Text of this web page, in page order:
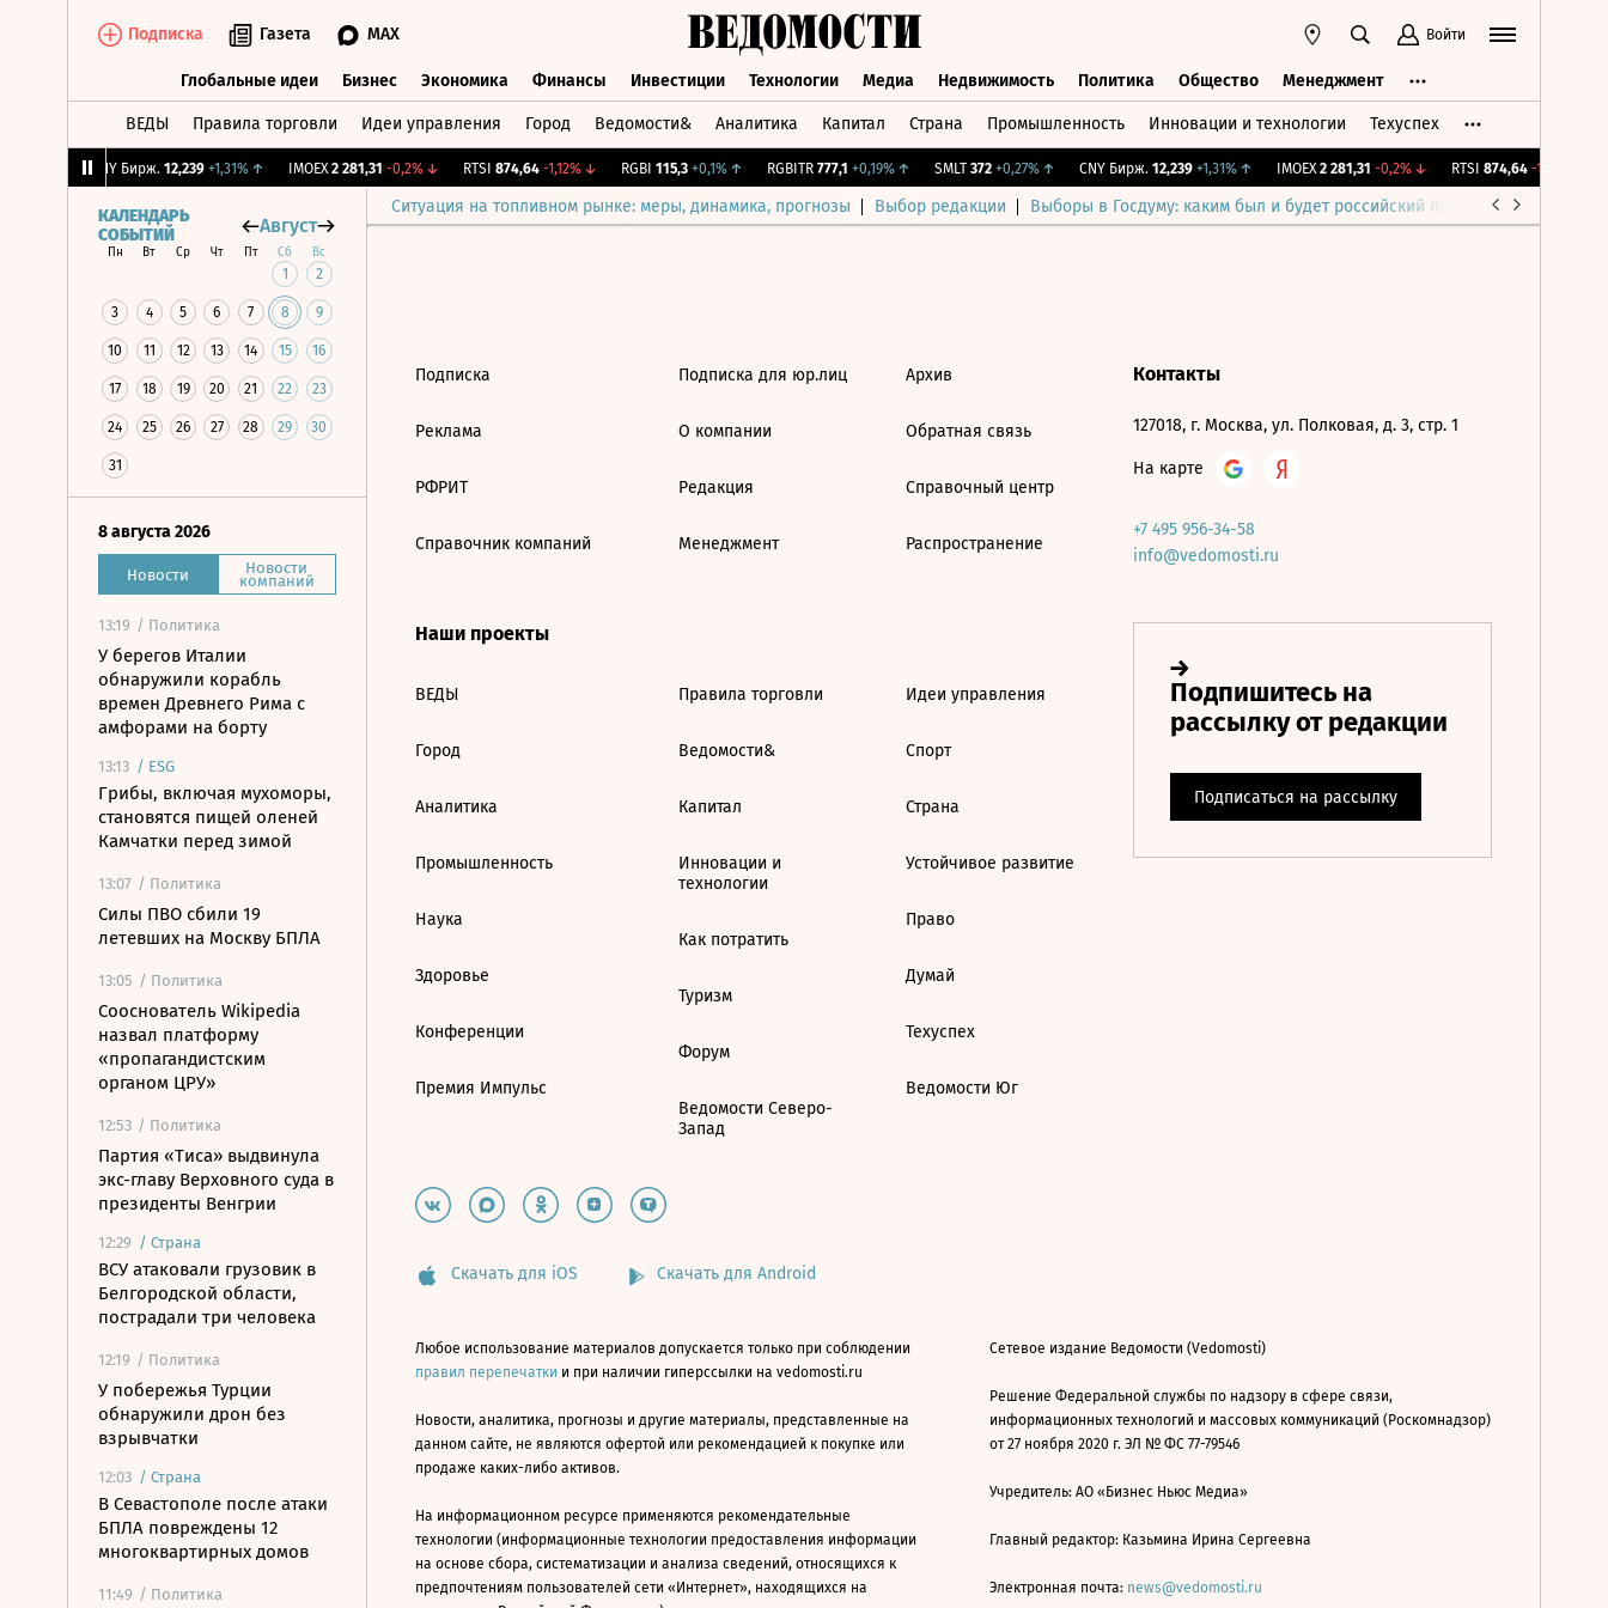
Подписка Газета MAX Войти
Глобальные идеи Бизнес Экономика Финансы Инвестиции Технологии Медиа Недвижимость Политика Общество Менеджмент
ВЕДЫ Правила торговли Идеи управления Город Ведомости& Аналитика Капитал Страна Промышленность Инновации и технологии Техуспех
CNY Бирж. 12,239 +1,31%↑ IMOEX 2 281,31 -0,2%↓ RTSI 874,64 -1,12%↓ RGBI 115,3 +0,1%↑ RGBITR 777,1 +0,19%↑ SMLT 372 +0,27%↑ CNY Бирж. 12,239 +1,31%↑ IMOEX 2 281,31 -0,2%↓ RTSI 874,64 -1,12%
Ситуация на топливном рынке: меры, динамика, прогнозы Выбор редакции Выборы в Госдуму: каким был и будет российский парламент
КАЛЕНДАРЬ
СОБЫТИЙ
Август
Пн Вт Ср Чт Пт Сб Вс
1 2
3 4 5 6 7 8 9
10 11 12 13 14 15 16
17 18 19 20 21 22 23
24 25 26 27 28 29 30
31
8 августа 2026
Новости Новости
компаний
13:19 / Политика
У берегов Италии
обнаружили корабль
времен Древнего Рима с
амфорами на борту
13:13 / ESG
Грибы, включая мухоморы,
становятся пищей оленей
Камчатки перед зимой
13:07 / Политика
Силы ПВО сбили 19
летевших на Москву БПЛА
13:05 / Политика
Сооснователь Wikipedia
назвал платформу
«пропагандистским
органом ЦРУ»
12:53 / Политика
Партия «Тиса» выдвинула
экс-главу Верховного суда в
президенты Венгрии
12:29 / Страна
ВСУ атаковали грузовик в
Белгородской области,
пострадали три человека
12:19 / Политика
У побережья Турции
обнаружили дрон без
взрывчатки
12:03 / Страна
В Севастополе после атаки
БПЛА повреждены 12
многоквартирных домов
11:49 / Политика
Подписка
Реклама
РФРИТ
Справочник компаний
Подписка для юр.лиц
О компании
Редакция
Менеджмент
Архив
Обратная связь
Справочный центр
Распространение
Наши проекты
ВЕДЫ
Город
Аналитика
Промышленность
Наука
Здоровье
Конференции
Премия Импульс
Правила торговли
Ведомости&
Капитал
Инновации и
технологии
Как потратить
Туризм
Форум
Ведомости Северо-
Запад
Идеи управления
Спорт
Страна
Устойчивое развитие
Право
Думай
Техуспех
Ведомости Юг
Контакты
127018, г. Москва, ул. Полковая, д. 3, стр. 1
На карте
+7 495 956-34-58
info@vedomosti.ru
Скачать для iOS Скачать для Android
Любое использование материалов допускается только при соблюдении
правил перепечатки и при наличии гиперссылки на vedomosti.ru
Новости, аналитика, прогнозы и другие материалы, представленные на
данном сайте, не являются офертой или рекомендацией к покупке или
продаже каких-либо активов.
На информационном ресурсе применяются рекомендательные
технологии (информационные технологии предоставления информации
на основе сбора, систематизации и анализа сведений, относящихся к
предпочтениям пользователей сети «Интернет», находящихся на
Сетевое издание Ведомости (Vedomosti)
Решение Федеральной службы по надзору в сфере связи,
информационных технологий и массовых коммуникаций (Роскомнадзор)
от 27 ноября 2020 г. ЭЛ № ФС 77-79546
Учредитель: АО «Бизнес Ньюс Медиа»
Главный редактор: Казьмина Ирина Сергеевна
Электронная почта: news@vedomosti.ru